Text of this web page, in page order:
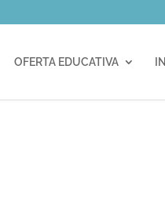
OFERTA EDUCATIVA